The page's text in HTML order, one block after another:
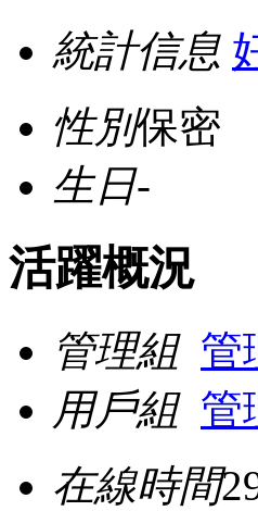
統計信息
性別保密
生日-
活躍概況
管理組 管
用戶組 管
在線時間